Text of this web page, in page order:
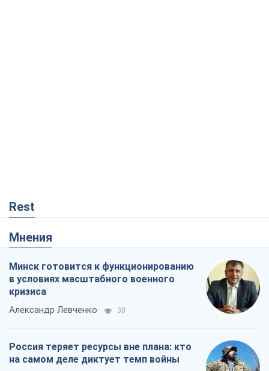
Rest
Мнения
Минск готовится к функционированию
в условиях масштабного военного
кризиса
Александр Левченко 30
Россия теряет ресурсы вне плана: кто
на самом деле диктует темп войны